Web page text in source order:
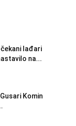
lađari
na...
Komin